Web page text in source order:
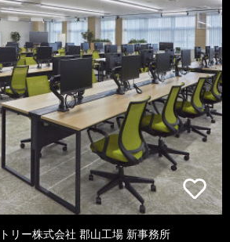
リー株式会社 郡山工場 新事務所